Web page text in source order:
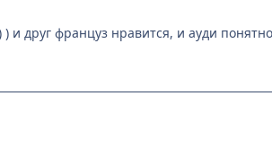
и друг француз нравится, и ауди